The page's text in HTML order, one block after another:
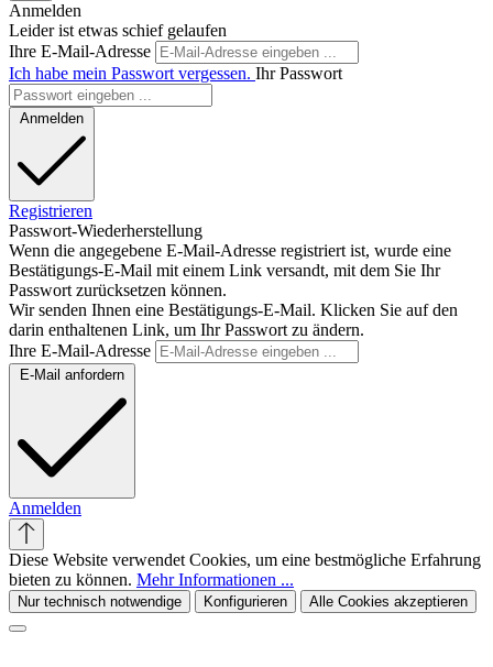
Anmelden
Leider ist etwas schief gelaufen
Ihre E-Mail-Adresse
Ich habe mein Passwort vergessen. Ihr Passwort
Anmelden
Registrieren
Passwort-Wiederherstellung
Wenn die angegebene E-Mail-Adresse registriert ist, wurde eine
Bestätigungs-E-Mail mit einem Link versandt, mit dem Sie Ihr
Passwort zurücksetzen können.
Wir senden Ihnen eine Bestätigungs-E-Mail. Klicken Sie auf den
darin enthaltenen Link, um Ihr Passwort zu ändern.
Ihre E-Mail-Adresse
E-Mail anfordern
Anmelden
Diese Website verwendet Cookies, um eine bestmögliche Erfahrung
bieten zu können. Mehr Informationen ...
Nur technisch notwendige Konfigurieren Alle Cookies akzeptieren